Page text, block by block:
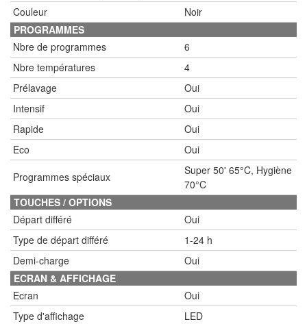
Couleur
Noir
PROGRAMMES
Nbre de programmes
6
Nbre températures
4
Prélavage
Oui
Intensif
Oui
Rapide
Oui
Eco
Oui
Programmes spéciaux
Super 50' 65°C, Hygiène
70°C
TOUCHES / OPTIONS
Départ différé
Oui
Type de départ différé
1-24 h
Demi-charge
Oui
ECRAN & AFFICHAGE
Ecran
Oui
Type d'affichage
LED